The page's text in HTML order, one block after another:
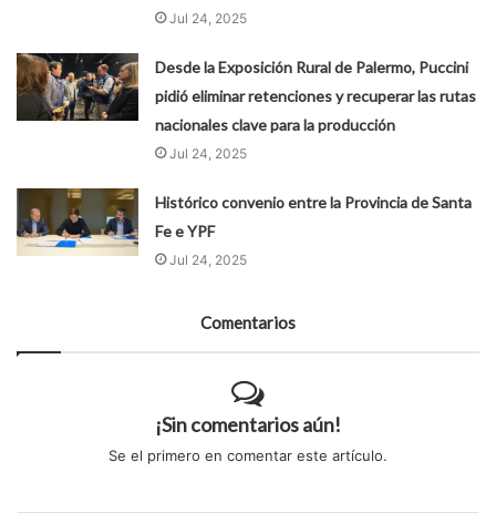
Jul 24, 2025
Desde la Exposición Rural de Palermo, Puccini
pidió eliminar retenciones y recuperar las rutas
nacionales clave para la producción
Jul 24, 2025
Histórico convenio entre la Provincia de Santa
Fe e YPF
Jul 24, 2025
Comentarios
¡Sin comentarios aún!
Se el primero en comentar este artículo.